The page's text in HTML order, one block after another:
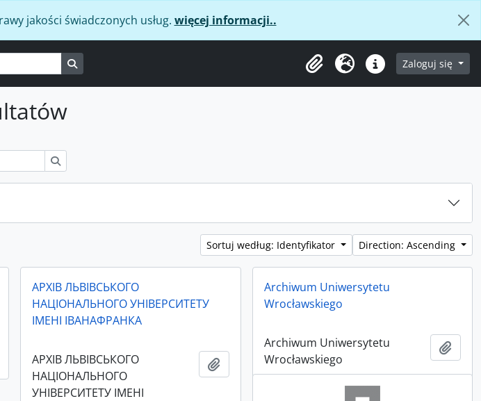
jakości świadczonych usług. więcej informacji..
Clipboard
Język Podręczne linki
Zaloguj się
Sortuj według: Identyfikator Direction: Ascending
АРХІВ ЛЬВІВСЬКОГО
НАЦІОНАЛЬНОГО УНІВЕРСИТЕТУ
ІМЕНІ ІВАНАФРАНКА
АРХІВ ЛЬВІВСЬКОГО
НАЦІОНАЛЬНОГО
УНІВЕРСИТЕТУ ІМЕНІ
Add to clipboard
Archiwum Uniwersytetu
Wrocławskiego
Archiwum Uniwersytetu
Wrocławskiego
Add